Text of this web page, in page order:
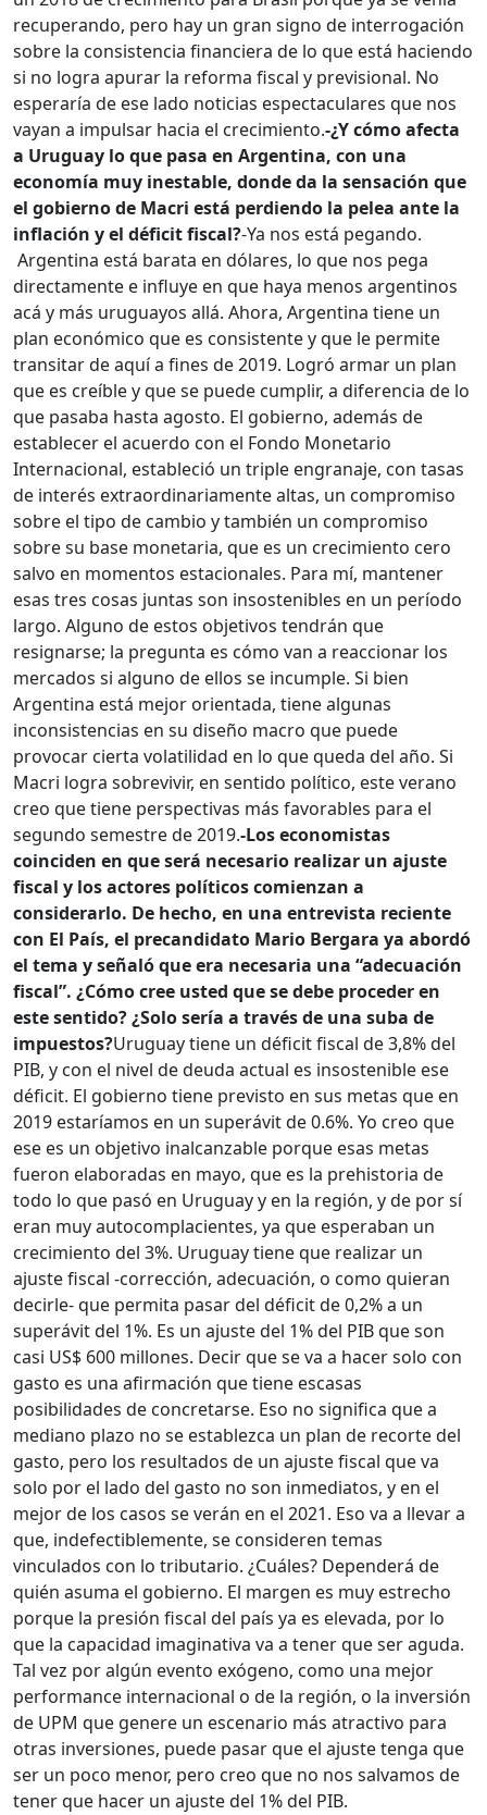
recuperando, pero hay un gran signo de interrogación
sobre la consistencia financiera de lo que está haciendo
si no logra apurar la reforma fiscal y previsional. No
esperaría de ese lado noticias espectaculares que nos
vayan a impulsar hacia el crecimiento.-¿Y cómo afecta
a Uruguay lo que pasa en Argentina, con una
economía muy inestable, donde da la sensación que
el gobierno de Macri está perdiendo la pelea ante la
inflación y el déficit fiscal?-Ya nos está pegando.
Argentina está barata en dólares, lo que nos pega
directamente e influye en que haya menos argentinos
acá y más uruguayos allá. Ahora, Argentina tiene un
plan económico que es consistente y que le permite
transitar de aquí a fines de 2019. Logró armar un plan
que es creíble y que se puede cumplir, a diferencia de lo
que pasaba hasta agosto. El gobierno, además de
establecer el acuerdo con el Fondo Monetario
Internacional, estableció un triple engranaje, con tasas
de interés extraordinariamente altas, un compromiso
sobre el tipo de cambio y también un compromiso
sobre su base monetaria, que es un crecimiento cero
salvo en momentos estacionales. Para mí, mantener
esas tres cosas juntas son insostenibles en un período
largo. Alguno de estos objetivos tendrán que
resignarse; la pregunta es cómo van a reaccionar los
mercados si alguno de ellos se incumple. Si bien
Argentina está mejor orientada, tiene algunas
inconsistencias en su diseño macro que puede
provocar cierta volatilidad en lo que queda del año. Si
Macri logra sobrevivir, en sentido político, este verano
creo que tiene perspectivas más favorables para el
segundo semestre de 2019.-Los economistas
coinciden en que será necesario realizar un ajuste
fiscal y los actores políticos comienzan a
considerarlo. De hecho, en una entrevista reciente
con El País, el precandidato Mario Bergara ya abordó
el tema y señaló que era necesaria una “adecuación
fiscal”. ¿Cómo cree usted que se debe proceder en
este sentido? ¿Solo sería a través de una suba de
impuestos?Uruguay tiene un déficit fiscal de 3,8% del
PIB, y con el nivel de deuda actual es insostenible ese
déficit. El gobierno tiene previsto en sus metas que en
2019 estaríamos en un superávit de 0.6%. Yo creo que
ese es un objetivo inalcanzable porque esas metas
fueron elaboradas en mayo, que es la prehistoria de
todo lo que pasó en Uruguay y en la región, y de por sí
eran muy autocomplacientes, ya que esperaban un
crecimiento del 3%. Uruguay tiene que realizar un
ajuste fiscal -corrección, adecuación, o como quieran
decirle- que permita pasar del déficit de 0,2% a un
superávit del 1%. Es un ajuste del 1% del PIB que son
casi US$ 600 millones. Decir que se va a hacer solo con
gasto es una afirmación que tiene escasas
posibilidades de concretarse. Eso no significa que a
mediano plazo no se establezca un plan de recorte del
gasto, pero los resultados de un ajuste fiscal que va
solo por el lado del gasto no son inmediatos, y en el
mejor de los casos se verán en el 2021. Eso va a llevar a
que, indefectiblemente, se consideren temas
vinculados con lo tributario. ¿Cuáles? Dependerá de
quién asuma el gobierno. El margen es muy estrecho
porque la presión fiscal del país ya es elevada, por lo
que la capacidad imaginativa va a tener que ser aguda.
Tal vez por algún evento exógeno, como una mejor
performance internacional o de la región, o la inversión
de UPM que genere un escenario más atractivo para
otras inversiones, puede pasar que el ajuste tenga que
ser un poco menor, pero creo que no nos salvamos de
tener que hacer un ajuste del 1% del PIB.